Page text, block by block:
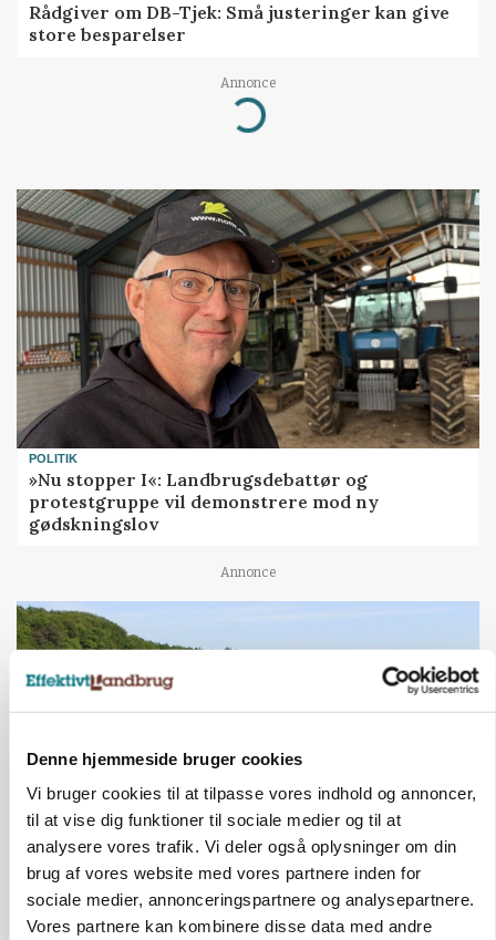
Denne hjemmeside bruger cookies
Vi bruger cookies til at tilpasse vores indhold og annoncer,
til at vise dig funktioner til sociale medier og til at
analysere vores trafik. Vi deler også oplysninger om din
brug af vores website med vores partnere inden for
sociale medier, annonceringspartnere og analysepartnere.
Vores partnere kan kombinere disse data med andre
Rådgiver om DB-Tjek: Små justeringer kan give
store besparelser
Annonce
Loading...
POLITIK
»Nu stopper I«: Landbrugsdebattør og
protestgruppe vil demonstrere mod ny
gødskningslov
Annonce
KVÆG
Snart kan man søge tilskud til naturprojekter